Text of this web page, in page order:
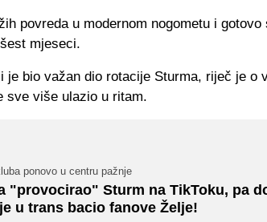
povreda u modernom nogometu i gotovo
mjeseci.
je bio važan dio rotacije Sturma, riječ je o
sve više ulazio u ritam.
ponovo u centru pažnje
"provocirao" Sturm na TikToku, pa
u trans bacio fanove Želje!